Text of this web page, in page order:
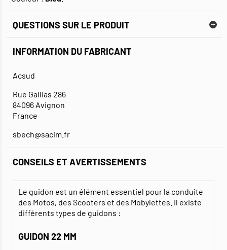
QUESTIONS SUR LE PRODUIT
INFORMATION DU FABRICANT
Acsud
Rue Gallias 286
84096 Avignon
France
sbech@sacim.fr
CONSEILS ET AVERTISSEMENTS
Le guidon est un élément essentiel pour la conduite
des Motos, des Scooters et des Mobylettes. Il existe
différents types de guidons :
GUIDON 22 MM